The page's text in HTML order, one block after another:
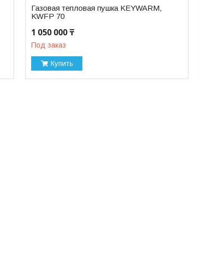
Газовая тепловая пушка KEYWARM,
KWFP 70
1 050 000 ₸
Под заказ
Купить